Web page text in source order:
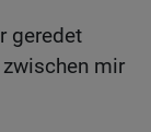
geredet
zwischen mir